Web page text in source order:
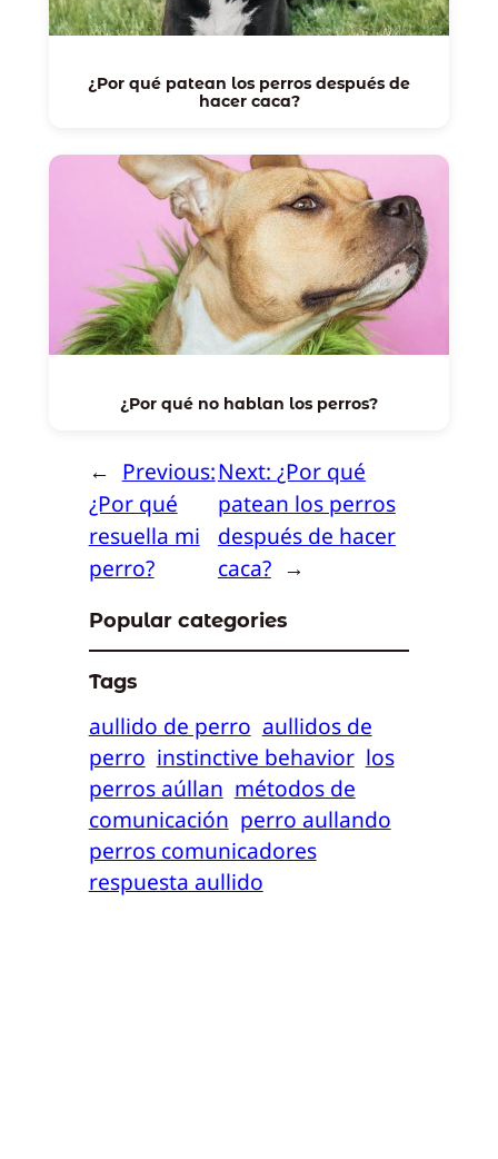
¿Por qué patean los perros después de
hacer caca?
¿Por qué no hablan los perros?
← Previous:
¿Por qué
resuella mi
perro?
Next: ¿Por qué
patean los perros
después de hacer
caca? →
Popular categories
Tags
aullido de perro aullidos de
perro instinctive behavior los
perros aúllan métodos de
comunicación perro aullando
perros comunicadores
respuesta aullido